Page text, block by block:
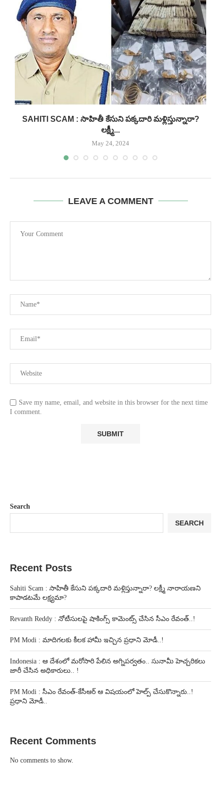
SAHITI SCAM : సాహితీ కేసుని పక్కదారి మళ్లిస్తున్నారా?
లక్ష్మీ...
May 24, 2024
LEAVE A COMMENT
Save my name, email, and website in this browser for the next time
I comment.
Search
SEARCH
Recent Posts
Sahiti Scam : సాహితీ కేసుని పక్కదారి మళ్లిస్తున్నారా? లక్ష్మీ నారాయణని
కాపాడటమే లక్ష్యమా?
Revanth Reddy : నోటీసులపై షాకింగ్స్ కామెంట్స్ చేసిన సీఎం రేవంత్..!
PM Modi : మాదిగలకు కీలక హామీ ఇచ్చిన ప్రధాని మోడీ..!
Indonesia : ఆ దేశంలో మరోసారి పేలిన అగ్నిపర్వతం.. సునామీ హెచ్చరికలు
జారీ చేసిన అధికారులు.. !
PM Modi : సీఎం రేవంత్-కేసీఆర్ ఆ విషయంలో హెల్ప్ చేసుకొన్నారు..!
ప్రధాని మోడీ..
Recent Comments
No comments to show.